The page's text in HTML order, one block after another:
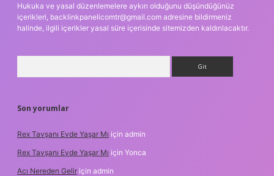
Hukuka ve yasal düzenlemelere aykırı olduğunu düşündüğünüz
içerikleri, backlinkpanelicomtr@gmail.com adresine bildirmeniz
halinde, ilgili içerikler yasal süre içerisinde sitemizden kaldırılacaktır.
Son yorumlar
Rex Tavşanı Evde Yaşar Mı için admin
Rex Tavşanı Evde Yaşar Mı için Yonca
Acı Nereden Gelir için admin